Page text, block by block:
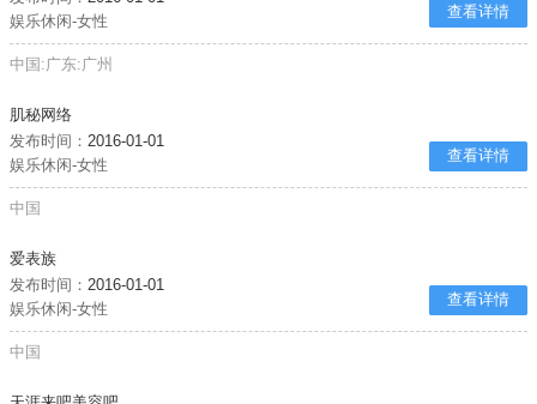
娱乐休闲-女性
查看详情
中国:广东:广州
肌秘网络
发布时间：2016-01-01
娱乐休闲-女性
查看详情
中国
爱表族
发布时间：2016-01-01
娱乐休闲-女性
查看详情
中国